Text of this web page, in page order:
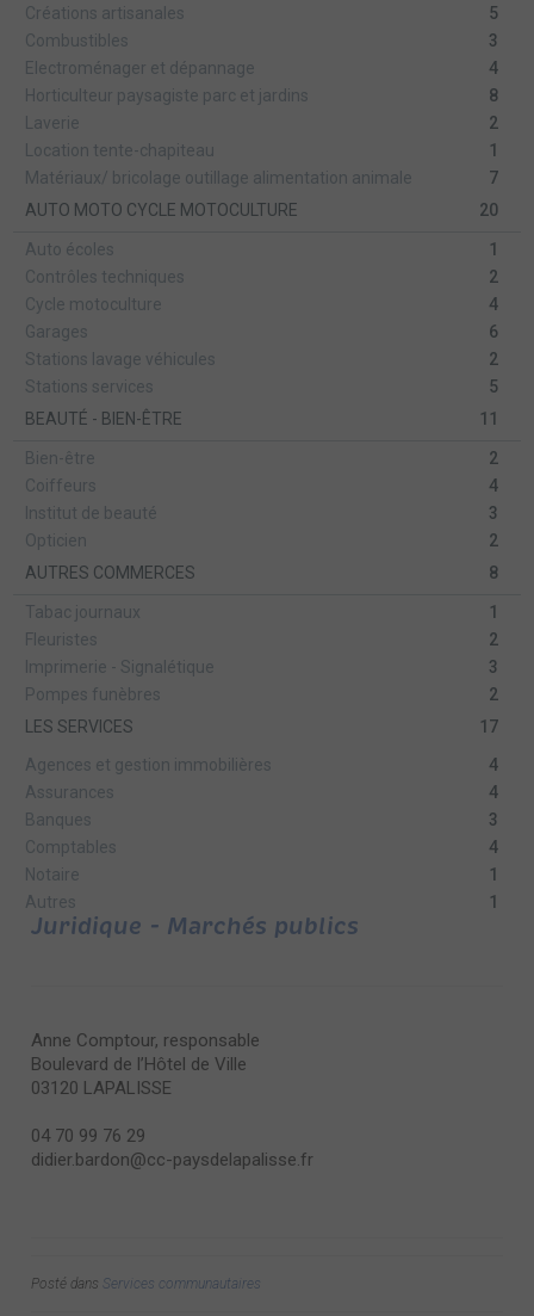
Créations artisanales
5
Combustibles
3
Electroménager et dépannage
4
Horticulteur paysagiste parc et jardins
8
Laverie
2
Location tente-chapiteau
1
Matériaux/ bricolage outillage alimentation animale
7
AUTO MOTO CYCLE MOTOCULTURE
20
Auto écoles
1
Contrôles techniques
2
Cycle motoculture
4
Garages
6
Stations lavage véhicules
2
Stations services
5
BEAUTÉ - BIEN-ÊTRE
11
Bien-être
2
Coiffeurs
4
Institut de beauté
3
Opticien
2
AUTRES COMMERCES
8
Tabac journaux
1
Fleuristes
2
Imprimerie - Signalétique
3
Pompes funèbres
2
LES SERVICES
17
Agences et gestion immobilières
4
Assurances
4
Banques
3
Comptables
4
Notaire
1
Autres
1
Juridique - Marchés publics
Anne Comptour, responsable
Boulevard de l’Hôtel de Ville
03120 LAPALISSE
04 70 99 76 29
didier.bardon@cc-paysdelapalisse.fr
Posté dans Services communautaires